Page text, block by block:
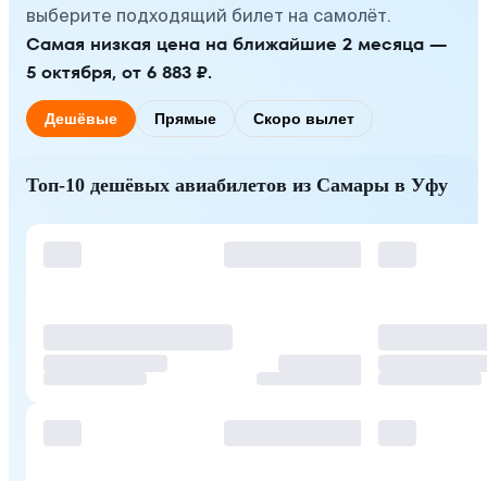
выберите подходящий билет на самолёт.
Самая низкая цена на ближайшие 2 месяца —
5 октября, от 6 883 ₽.
Дешёвые Прямые Скоро вылет
Топ-10 дешёвых авиабилетов из Самары в Уфу